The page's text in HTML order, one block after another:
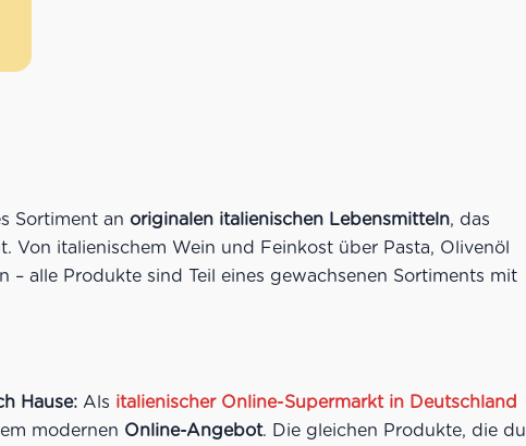
Sortiment an originalen italienischen Lebensmitteln, das
Von italienischem Wein und Feinkost über Pasta, Olivenöl
alle Produkte sind Teil eines gewachsenen Sortiments mit
Hause: Als italienischer Online-Supermarkt in Deutschland
modernen Online-Angebot. Die gleichen Produkte, die du